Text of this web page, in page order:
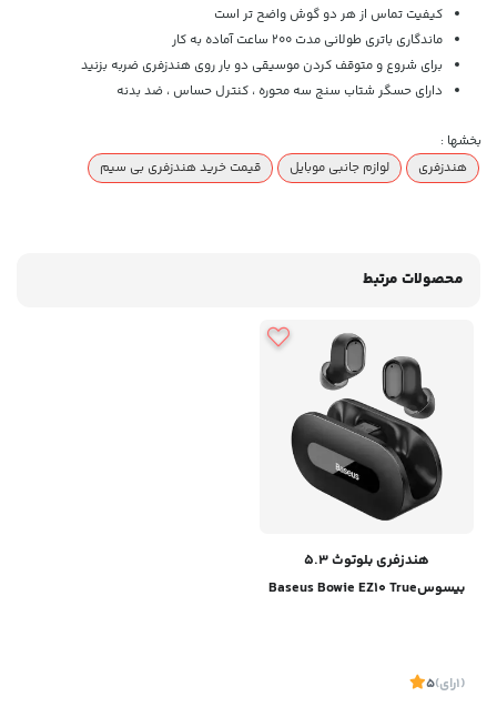
کیفیت تماس از هر دو گوش واضح تر است
ماندگاری باتری طولانی مدت 200 ساعت آماده به کار
برای شروع و متوقف کردن موسیقی دو بار روی هندزفری ضربه بزنید
دارای حسگر شتاب سنج سه محوره ، کنترل حساس ، ضد بدنه
بخشها :
هندزفری
لوازم جانبی موبایل قیمت خرید هندزفری بی سیم
محصولات مرتبط
هندزفری بلوتوث 5.3
بیسوسBaseus Bowie EZ10 True
(1 رای)
5